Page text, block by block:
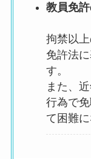
教員免
拘禁以
免許法
す。
また、
行為で
て困難に